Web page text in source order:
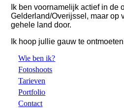
Ik ben voornamelijk actief in de
Gelderland/Overijssel, maar op
gehele land door.
Ik hoop jullie gauw te
Wie ben ik?
Fotoshoots
Tarieven
Portfolio
Contact